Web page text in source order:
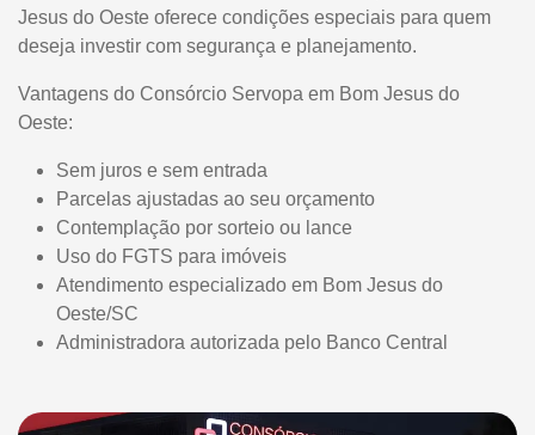
Jesus do Oeste oferece condições especiais para quem
deseja investir com segurança e planejamento.
Vantagens do Consórcio Servopa em Bom Jesus do
Oeste:
Sem juros e sem entrada
Parcelas ajustadas ao seu orçamento
Contemplação por sorteio ou lance
Uso do FGTS para imóveis
Atendimento especializado em Bom Jesus do
Oeste/SC
Administradora autorizada pelo Banco Central